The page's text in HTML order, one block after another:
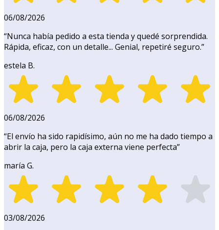
06/08/2026
“Nunca había pedido a esta tienda y quedé sorprendida.
Rápida, eficaz, con un detalle... Genial, repetiré seguro.”
estela B.
06/08/2026
“El envío ha sido rapidísimo, aún no me ha dado tiempo a
abrir la caja, pero la caja externa viene perfecta”
maría G.
03/08/2026